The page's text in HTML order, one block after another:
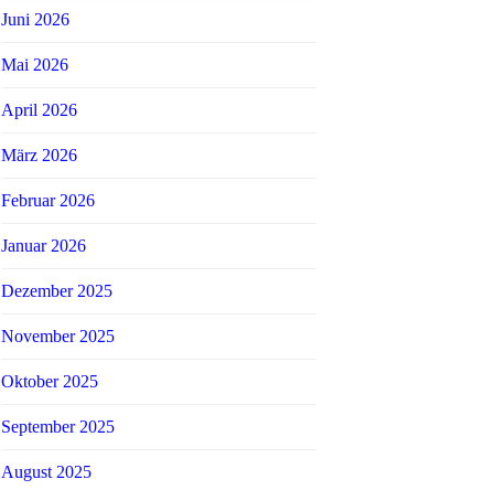
Juni 2026
Mai 2026
April 2026
März 2026
Februar 2026
Januar 2026
Dezember 2025
November 2025
Oktober 2025
September 2025
August 2025